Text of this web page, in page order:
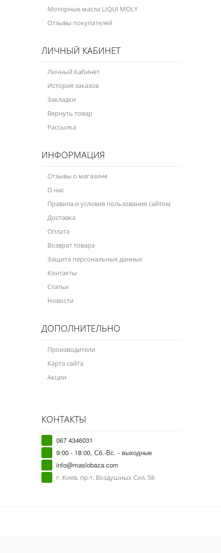
Моторные масла LIQUI MOLY
Отзывы покупателей
ЛИЧНЫЙ КАБИНЕТ
Личный Кабинет
История заказов
Закладки
Вернуть товар
Рассылка
ИНФОРМАЦИЯ
Отзывы о магазине
О нас
Правила и условия пользования сайтом
Доставка
Оплата
Возврат товара
Защита персональных данных
Контакты
Статьи
Новости
ДОПОЛНИТЕЛЬНО
Производители
Карта сайта
Акции
КОНТАКТЫ
067 4346031
9:00 - 18:00, Сб.-Вс. - выходные
info@maslobaza.com
г. Киев, пр-т. Воздушных Сил, 58